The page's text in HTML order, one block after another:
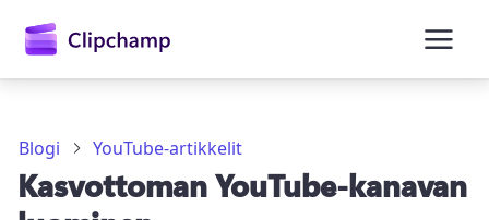
Blogi YouTube-artikkelit
Kasvottoman YouTube-kanavan